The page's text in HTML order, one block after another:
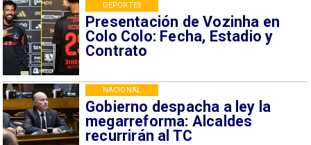
Presentación de Vozinha en
Colo Colo: Fecha, Estadio y
Contrato
DEPORTES
Gobierno despacha a ley la
megarreforma: Alcaldes
recurrirán al TC
NACIONAL